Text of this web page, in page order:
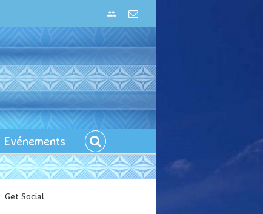
ConnexionEmail
Get Social